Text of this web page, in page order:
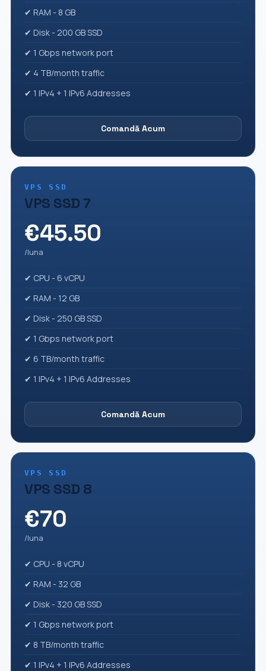
✔ RAM - 8 GB
✔ Disk - 200 GB SSD
✔ 1 Gbps network port
✔ 4 TB/month traffic
✔ 1 IPv4 + 1 IPv6 Addresses
Comandă Acum
VPS SSD
VPS SSD 7
€45.50
/luna
✔ CPU - 6 vCPU
✔ RAM - 12 GB
✔ Disk - 250 GB SSD
✔ 1 Gbps network port
✔ 6 TB/month traffic
✔ 1 IPv4 + 1 IPv6 Addresses
Comandă Acum
VPS SSD
VPS SSD 8
€70
/luna
✔ CPU - 8 vCPU
✔ RAM - 32 GB
✔ Disk - 320 GB SSD
✔ 1 Gbps network port
✔ 8 TB/month traffic
✔ 1 IPv4 + 1 IPv6 Addresses